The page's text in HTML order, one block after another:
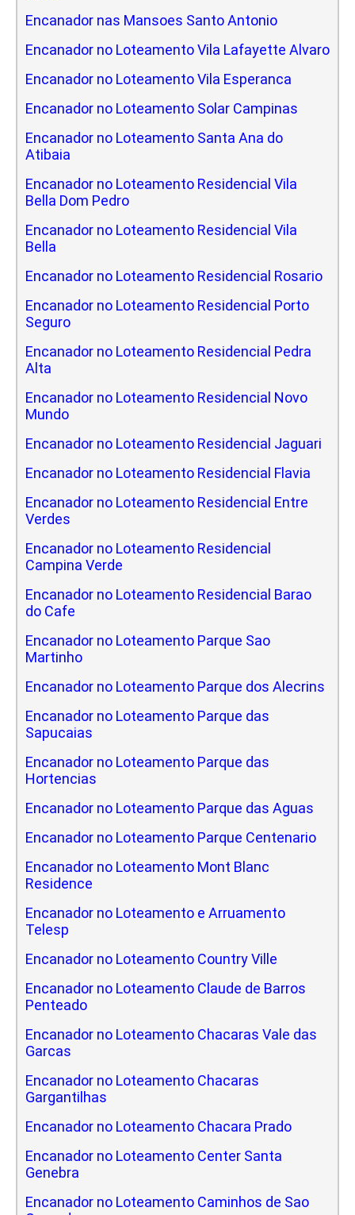
Encanador nas Mansoes Santo Antonio
Encanador no Loteamento Vila Lafayette Alvaro
Encanador no Loteamento Vila Esperanca
Encanador no Loteamento Solar Campinas
Encanador no Loteamento Santa Ana do
Atibaia
Encanador no Loteamento Residencial Vila
Bella Dom Pedro
Encanador no Loteamento Residencial Vila
Bella
Encanador no Loteamento Residencial Rosario
Encanador no Loteamento Residencial Porto
Seguro
Encanador no Loteamento Residencial Pedra
Alta
Encanador no Loteamento Residencial Novo
Mundo
Encanador no Loteamento Residencial Jaguari
Encanador no Loteamento Residencial Flavia
Encanador no Loteamento Residencial Entre
Verdes
Encanador no Loteamento Residencial
Campina Verde
Encanador no Loteamento Residencial Barao
do Cafe
Encanador no Loteamento Parque Sao
Martinho
Encanador no Loteamento Parque dos Alecrins
Encanador no Loteamento Parque das
Sapucaias
Encanador no Loteamento Parque das
Hortencias
Encanador no Loteamento Parque das Aguas
Encanador no Loteamento Parque Centenario
Encanador no Loteamento Mont Blanc
Residence
Encanador no Loteamento e Arruamento
Telesp
Encanador no Loteamento Country Ville
Encanador no Loteamento Claude de Barros
Penteado
Encanador no Loteamento Chacaras Vale das
Garcas
Encanador no Loteamento Chacaras
Gargantilhas
Encanador no Loteamento Chacara Prado
Encanador no Loteamento Center Santa
Genebra
Encanador no Loteamento Caminhos de Sao